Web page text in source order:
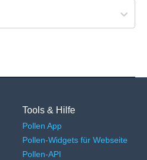
Tools & Hilfe
Pollen App
Pollen-Widgets für Webseite
Pollen-API